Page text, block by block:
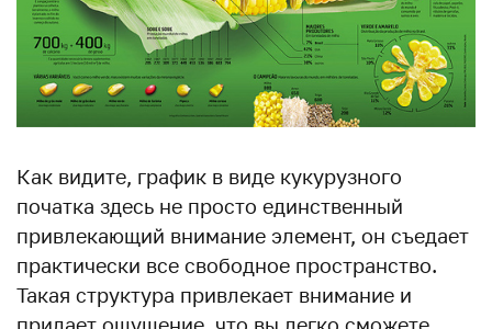
Как видите, график в виде кукурузного
початка здесь не просто единственный
привлекающий внимание элемент, он съедает
практически все свободное пространство.
Такая структура привлекает внимание и
придает ощущение, что вы легко сможете